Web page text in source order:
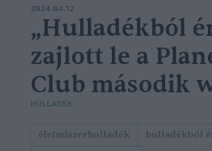
2024.04.12
„Hulladékból
zajlott le a
Club második
HULLADÉK
élelmiszerhulladék hulladékból